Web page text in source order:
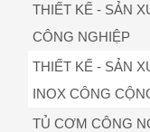
THIẾT KẾ - SẢN
CÔNG NGHIỆP
THIẾT KẾ - SẢN
INOX CÔNG
TỦ CƠM CÔNG